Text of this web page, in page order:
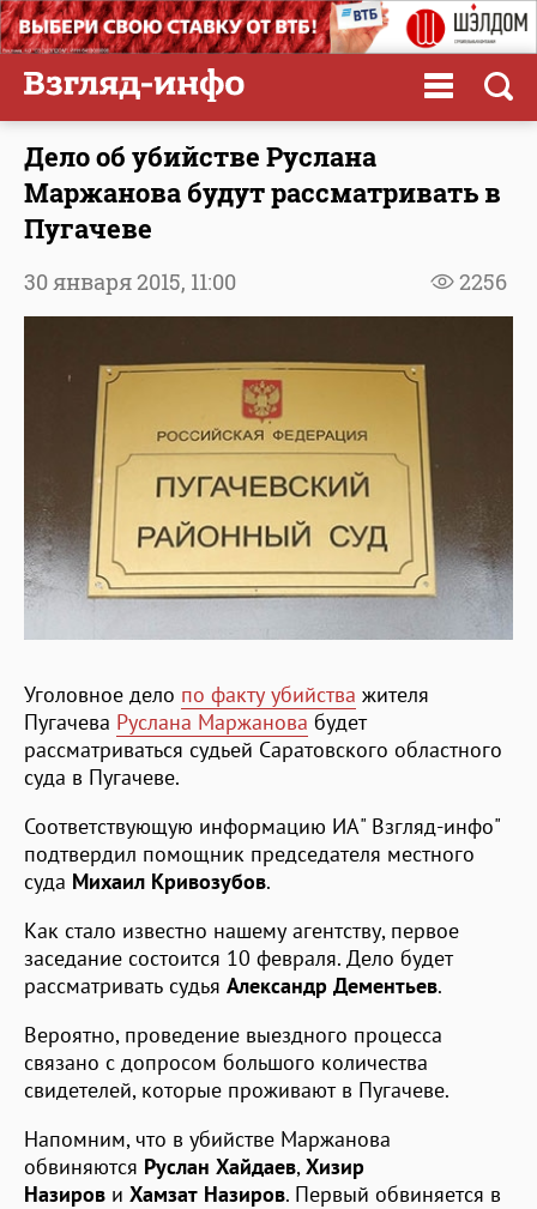
Дело об убийстве Руслана
Маржанова будут рассматривать в
Пугачеве
2256
30 января 2015, 11:00
Уголовное дело по факту убийства жителя
Пугачева Руслана Маржанова будет
рассматриваться судьей Саратовского областного
суда в Пугачеве.
Соответствующую информацию ИА" Взгляд-инфо"
подтвердил помощник председателя местного
суда Михаил Кривозубов.
Как стало известно нашему агентству, первое
заседание состоится 10 февраля. Дело будет
рассматривать судья Александр Дементьев.
Вероятно, проведение выездного процесса
связано с допросом большого количества
свидетелей, которые проживают в Пугачеве.
Напомним, что в убийстве Маржанова
обвиняются Руслан Хайдаев,Хизир
Назиров и Хамзат Назиров. Первый обвиняется в